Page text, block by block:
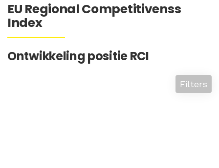
EU Regional Competitivenss
Index
Ontwikkeling positie RCI
Filters